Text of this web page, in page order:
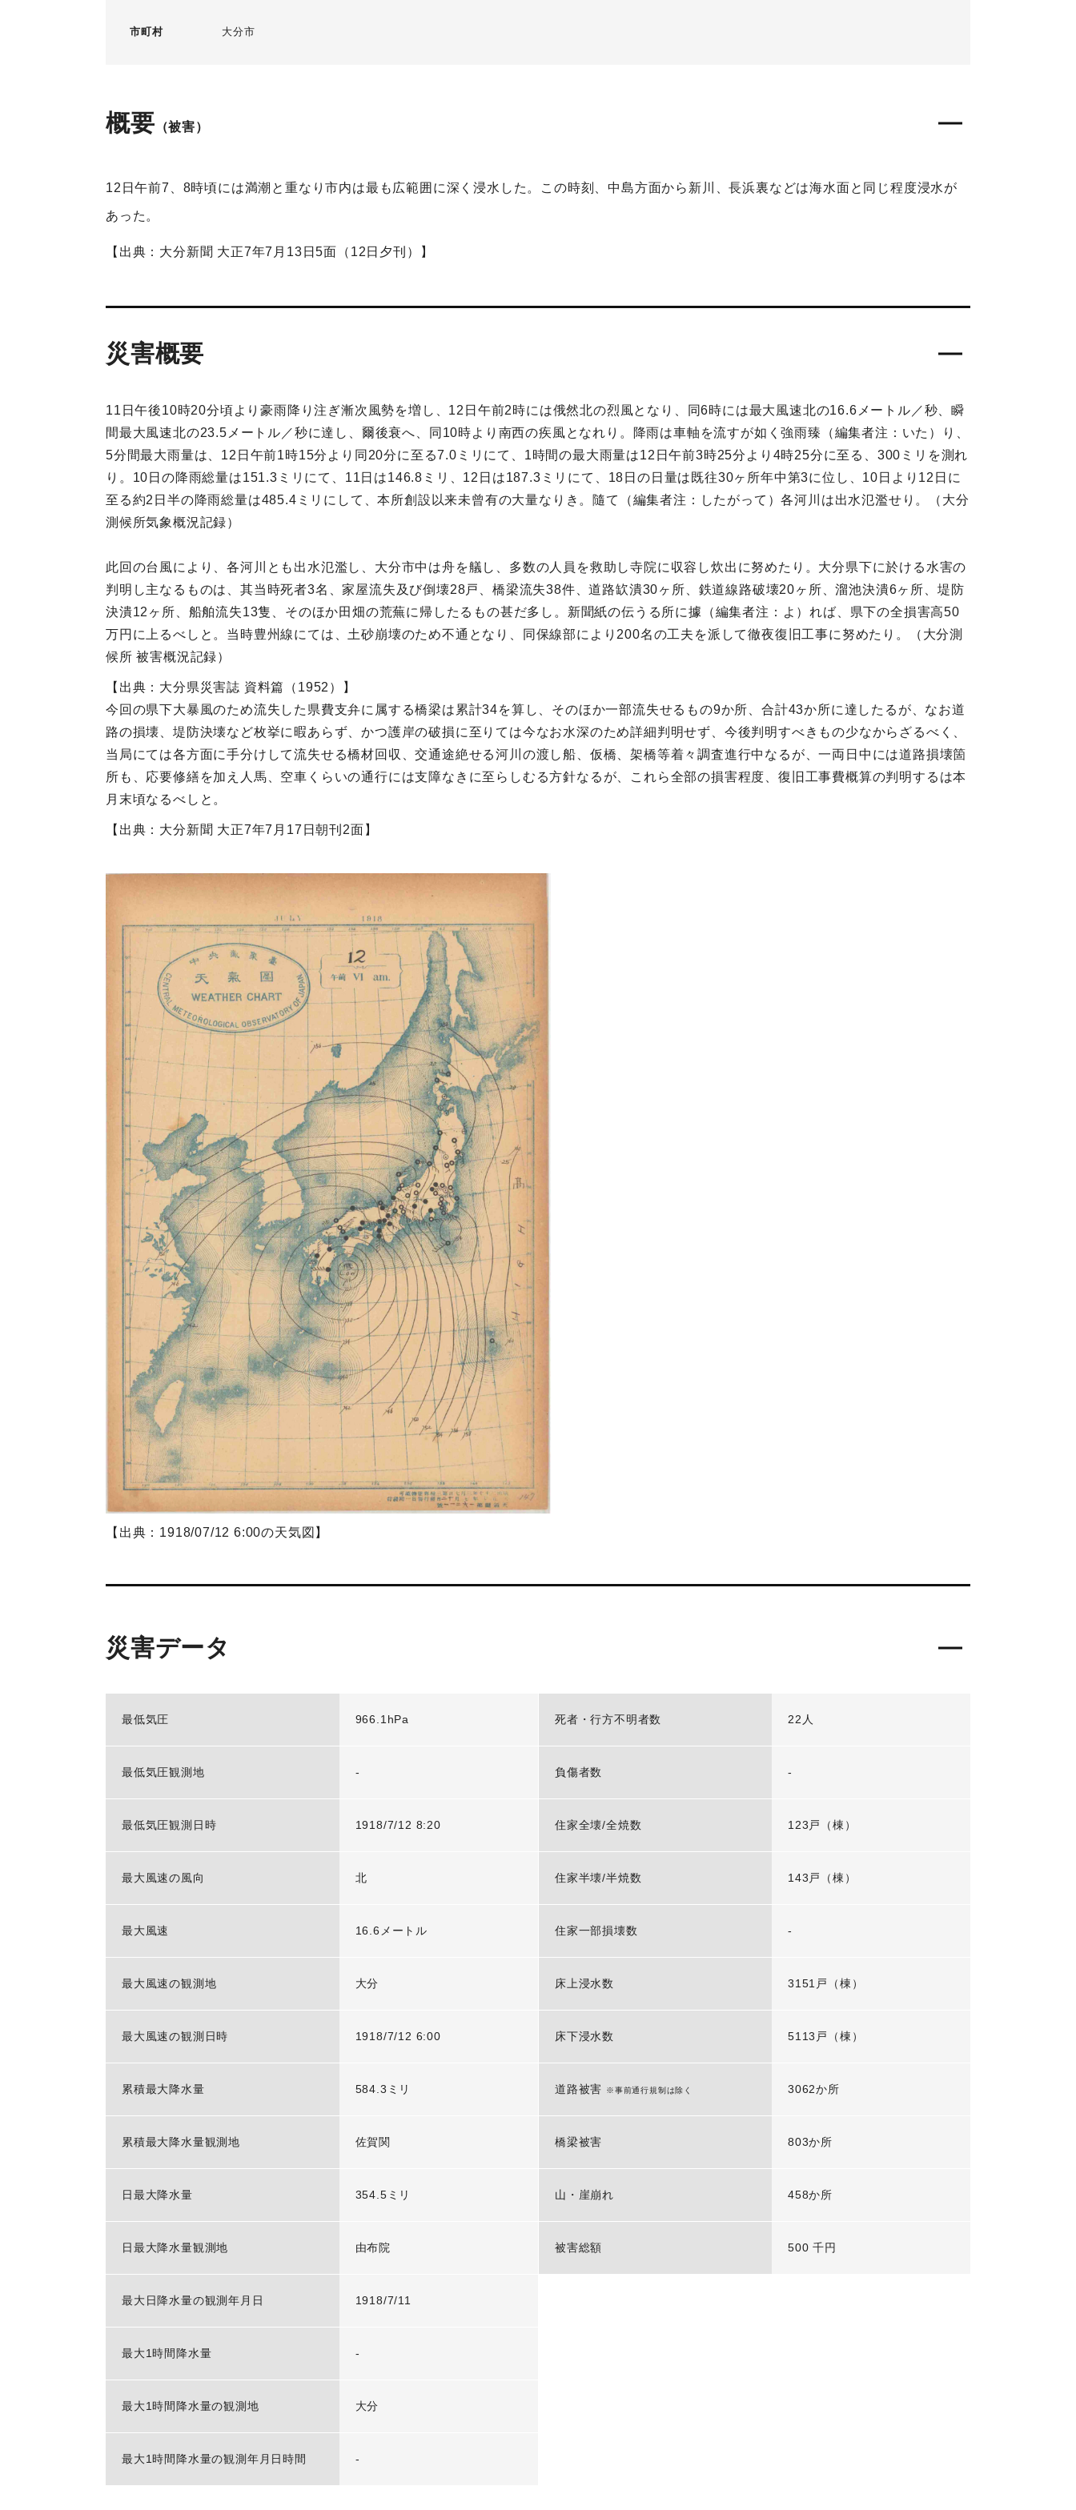
市町村 大分市
概要 （被害）
12日午前7、8時頃には満潮と重なり市内は最も広範囲に深く浸水した。この時刻、中島方面から新川、長浜裏などは海水面と同じ程度浸水が
あった。
【出典：大分新聞 大正7年7月13日5面（12日夕刊）】
災害概要
11日午後10時20分頃より豪雨降り注ぎ漸次風勢を増し、12日午前2時には俄然北の烈風となり、同6時には最大風速北の16.6メートル／秒、瞬
間最大風速北の23.5メートル／秒に達し、爾後衰へ、同10時より南西の疾風となれり。降雨は車軸を流すが如く強雨臻（編集者注：いた）り、
5分間最大雨量は、12日午前1時15分より同20分に至る7.0ミリにて、1時間の最大雨量は12日午前3時25分より4時25分に至る、300ミリを測れ
り。10日の降雨総量は151.3ミリにて、11日は146.8ミリ、12日は187.3ミリにて、18日の日量は既往30ヶ所年中第3に位し、10日より12日に
至る約2日半の降雨総量は485.4ミリにして、本所創設以来未曾有の大量なりき。隨て（編集者注：したがって）各河川は出水氾濫せり。（大分
測候所気象概況記録）
此回の台風により、各河川とも出水氾濫し、大分市中は舟を艤し、多数の人員を救助し寺院に収容し炊出に努めたり。大分県下に於ける水害の
判明し主なるものは、其当時死者3名、家屋流失及び倒壊28戸、橋梁流失38件、道路缼潰30ヶ所、鉄道線路破壊20ヶ所、溜池決潰6ヶ所、堤防
決潰12ヶ所、船舶流失13隻、そのほか田畑の荒蕪に帰したるもの甚だ多し。新聞紙の伝うる所に據（編集者注：よ）れば、県下の全損害高50
万円に上るべしと。当時豊州線にては、土砂崩壊のため不通となり、同保線部により200名の工夫を派して徹夜復旧工事に努めたり。（大分測
候所 被害概況記録）
【出典：大分県災害誌 資料篇（1952）】
今回の県下大暴風のため流失した県費支弁に属する橋梁は累計34を算し、そのほか一部流失せるもの9か所、合計43か所に達したるが、なお道
路の損壊、堤防決壊など枚挙に暇あらず、かつ護岸の破損に至りては今なお水深のため詳細判明せず、今後判明すべきもの少なからざるべく、
当局にては各方面に手分けして流失せる橋材回収、交通途絶せる河川の渡し船、仮橋、架橋等着々調査進行中なるが、一両日中には道路損壊箇
所も、応要修繕を加え人馬、空車くらいの通行には支障なきに至らしむる方針なるが、これら全部の損害程度、復旧工事費概算の判明するは本
月末頃なるべしと。
【出典：大分新聞 大正7年7月17日朝刊2面】
【出典：1918/07/12 6:00の天気図】
災害データ
最低気圧 966.1hPa
最低気圧観測地 -
最低気圧観測日時 1918/7/12 8:20
最大風速の風向 北
最大風速 16.6メートル
最大風速の観測地 大分
最大風速の観測日時 1918/7/12 6:00
累積最大降水量 584.3ミリ
累積最大降水量観測地 佐賀関
日最大降水量 354.5ミリ
日最大降水量観測地 由布院
最大日降水量の観測年月日 1918/7/11
最大1時間降水量 -
最大1時間降水量の観測地 大分
最大1時間降水量の観測年月日時間 -
死者・行方不明者数 22人
負傷者数 -
住家全壊/全焼数 123戸（棟）
住家半壊/半焼数 143戸（棟）
住家一部損壊数 -
床上浸水数 3151戸（棟）
床下浸水数 5113戸（棟）
道路被害 ※事前通行規制は除く 3062か所
橋梁被害 803か所
山・崖崩れ 458か所
被害総額 500 千円